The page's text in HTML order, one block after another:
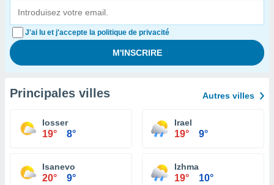
J'ai lu et j'accepte la politique de privacité
Principales villes Autres villes
Iosser
19° 8°
Irael
19° 9°
Isanevo
20° 9°
Izhma
19° 10°